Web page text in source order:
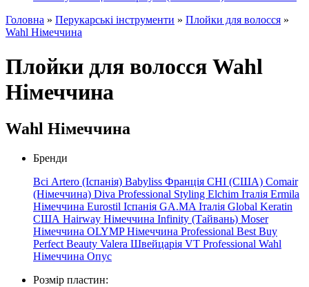
Головна » Перукарські інструменти » Плойки для волосся »
Wahl Німеччина
Плойки для волосся Wahl
Німеччина
Wahl Німеччина
Бренди
Всі Artero (Іспанія) Babyliss Франція CHI (США) Comair
(Німеччина) Diva Professional Styling Elchim Італія Ermila
Німеччина Eurostil Іспанія GA.MA Італія Global Keratin
США Hairway Німеччина Infinity (Тайвань) Moser
Німеччина OLYMPНімеччина Professional Best Buy
Perfect Beauty Valera Швейцарія VT Professional Wahl
Німеччина Опус
Розмір пластин: